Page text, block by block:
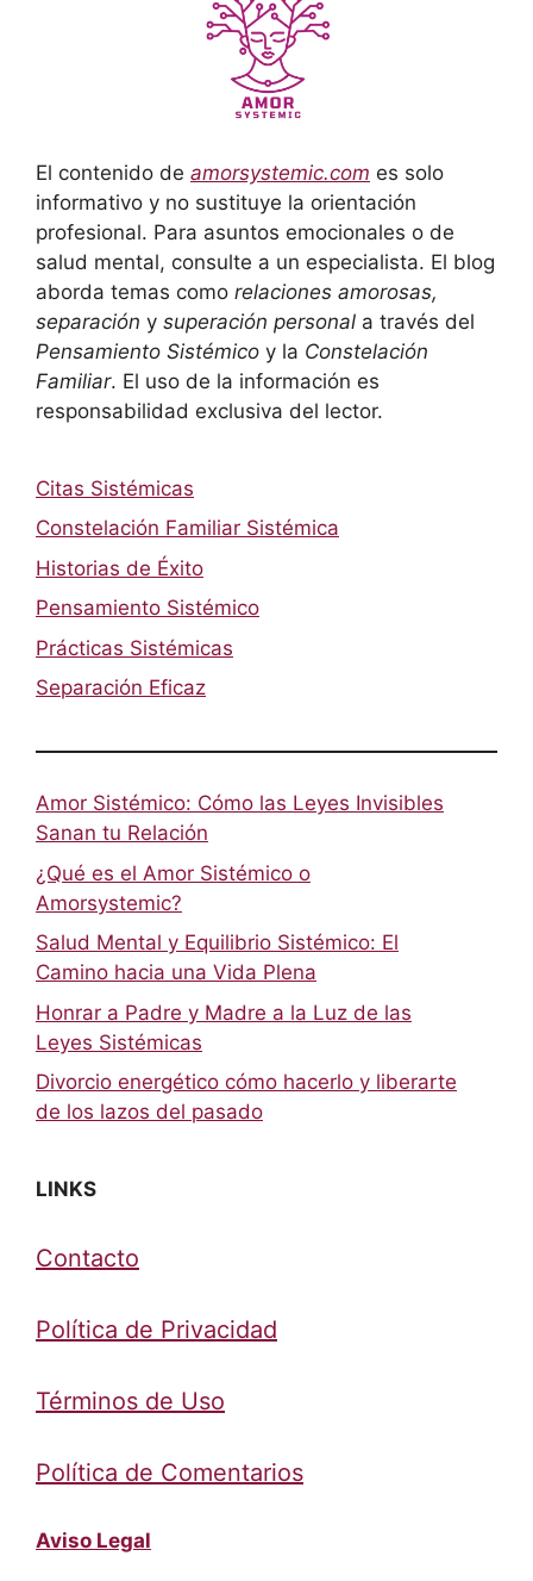
El contenido de amorsystemic.com es solo
informativo y no sustituye la orientación
profesional. Para asuntos emocionales o de
salud mental, consulte a un especialista. El blog
aborda temas como relaciones amorosas,
separación y superación personal a través del
Pensamiento Sistémico y la Constelación
Familiar. El uso de la información es
responsabilidad exclusiva del lector.
Citas Sistémicas
Constelación Familiar Sistémica
Historias de Éxito
Pensamiento Sistémico
Prácticas Sistémicas
Separación Eficaz
Amor Sistémico: Cómo las Leyes Invisibles
Sanan tu Relación
¿Qué es el Amor Sistémico o
Amorsystemic?
Salud Mental y Equilibrio Sistémico: El
Camino hacia una Vida Plena
Honrar a Padre y Madre a la Luz de las
Leyes Sistémicas
Divorcio energético cómo hacerlo y liberarte
de los lazos del pasado
LINKS
Contacto
Política de Privacidad
Términos de Uso
Política de Comentarios
Aviso Legal